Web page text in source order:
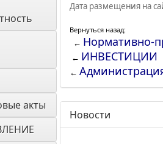
акты
Дата размещения на
Вернуться назад:
← Нормативно-
← ИНВЕСТИЦИИ
←
Новости